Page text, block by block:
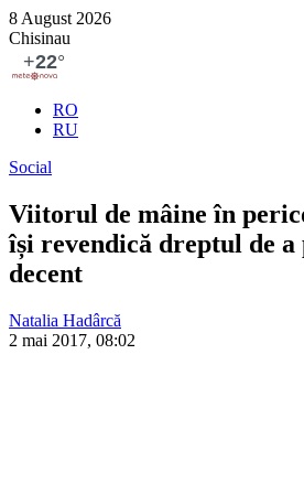
8 August 2026
Chisinau
RO
RU
Social
Viitorul de mâine în
își revendică dreptul de
decent
Natalia Hadârcă
2 mai 2017, 08:02